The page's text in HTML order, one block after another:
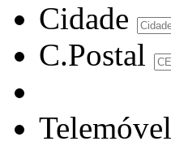
Cidade
C.Postal
Telemóvel